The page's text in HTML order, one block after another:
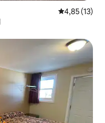
Gemiddelde
4,85 (13)